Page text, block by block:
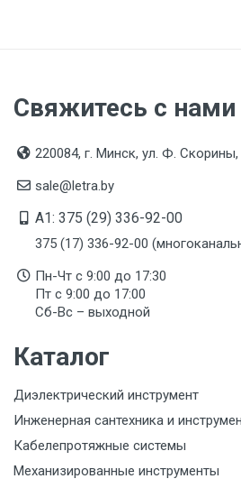
Срок службы
Дата изготовления
Срок годности
Подтверждение соответствия
Товар соответствует
сертификата/декларации
предоставляются по запросу
Свяжитесь с нами
220084, г. Минск, ул. Ф.
sale@letra.by
A1: 375 (29) 336-92-00
375 (17) 336-92-00
Пн-Чт с 9:00 до 17:30
Пт с 9:00 до 17:00
Сб-Вс – выходной
Каталог
Диэлектрический инструмент
Инженерная сантехника и
Кабелепротяжные системы
Механизированные инструменты